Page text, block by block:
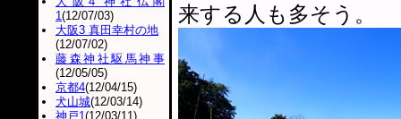
来する人も多そう。
1(12/07/03)
大阪3 真田幸村の地
(12/07/02)
藤森神社駆馬神事
(12/05/05)
京都4(12/04/15)
犬山城(12/03/14)
神戸1(12/03/11)